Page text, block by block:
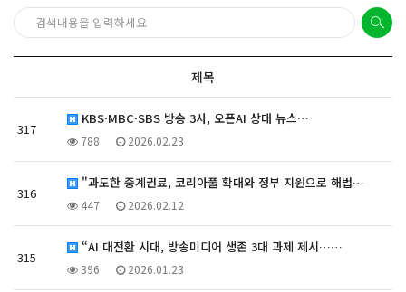
제목
317
KBS·MBC·SBS 방송 3사, 오픈AI 상대 뉴스…
788 2026.02.23
316
"과도한 중계권료, 코리아풀 확대와 정부 지원으로 해법…
447 2026.02.12
315
“AI 대전환 시대, 방송미디어 생존 3대 과제 제시……
396 2026.01.23